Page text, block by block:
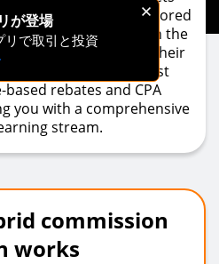
Commission Plan. Tailored
and to reward you on the
referred as well as their
plan combines the best
rebates and CPA
you with a comprehensive
stream.
commission
works
が登場
リで取引と投資